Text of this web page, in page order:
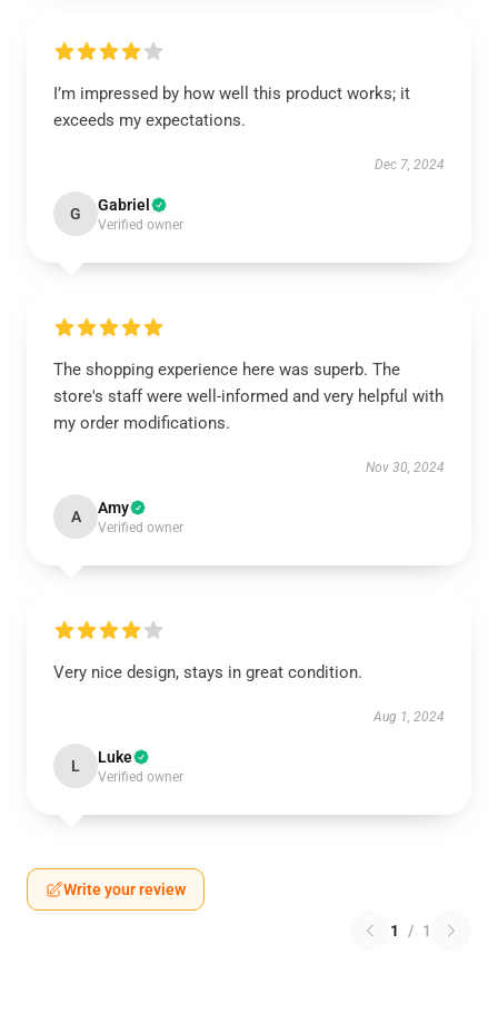
I’m impressed by how well this product works; it
exceeds my expectations.
Dec 7, 2024
G Gabriel
Verified owner
The shopping experience here was superb. The
store's staff were well-informed and very helpful with
my order modifications.
Nov 30, 2024
A Amy
Verified owner
Very nice design, stays in great condition.
Aug 1, 2024
L Luke
Verified owner
Write your review
1 / 1